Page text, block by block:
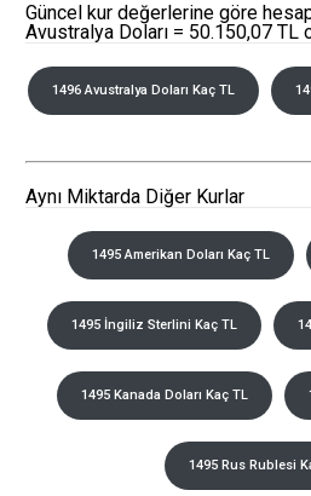
Güncel kur değerlerine göre
Avustralya Doları = 50.150,07 TL
1496 Avustralya Doları Kaç TL
Aynı Miktarda Diğer Kurlar
1495 Amerikan Doları Kaç TL
1495 İngiliz Sterlini Kaç TL
1495 Kanada Doları Kaç TL
1495 Rus Rublesi